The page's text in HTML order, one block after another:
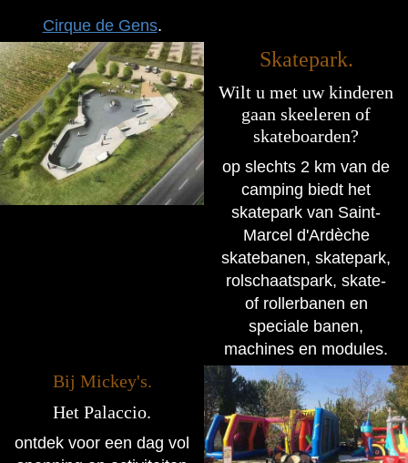
Cirque de Gens.
Skatepark.
Wilt u met uw kinderen
gaan skeeleren of
skateboarden?
op slechts 2 km van de
camping biedt het
skatepark van Saint-
Marcel d'Ardèche
skatebanen, skatepark,
rolschaatspark, skate-
of rollerbanen en
speciale banen,
machines en modules.
Bij Mickey's.
Het Palaccio.
ontdek voor een dag vol